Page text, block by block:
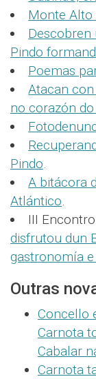
Monte Alto
Pindo
Poemas
Atacan
no corazón
Pindo.
A bitácora
Atlántico.
III
disfrutou dun
gastronomía
Outras
Concello
Carnota
Cabalar
Carnota